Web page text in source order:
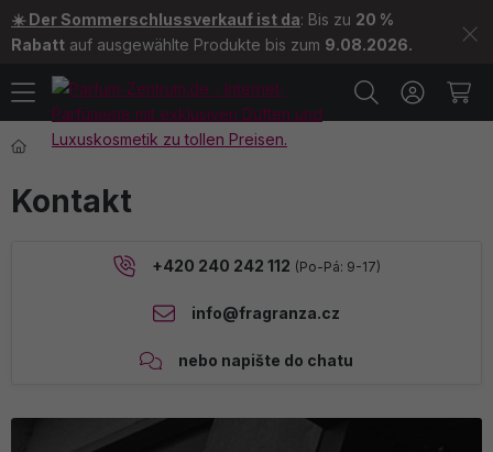
☀️ Der Sommerschlussverkauf ist da: Bis zu 20 %
Rabatt auf ausgewählte Produkte bis zum 9.08.2026.
Kontakt
+420 240 242 112 (Po-Pá: 9-17)
info@fragranza.cz
nebo napište do chatu